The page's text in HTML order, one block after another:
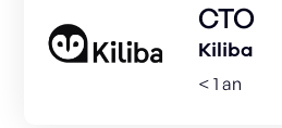
CTO
Kiliba
< 1 an